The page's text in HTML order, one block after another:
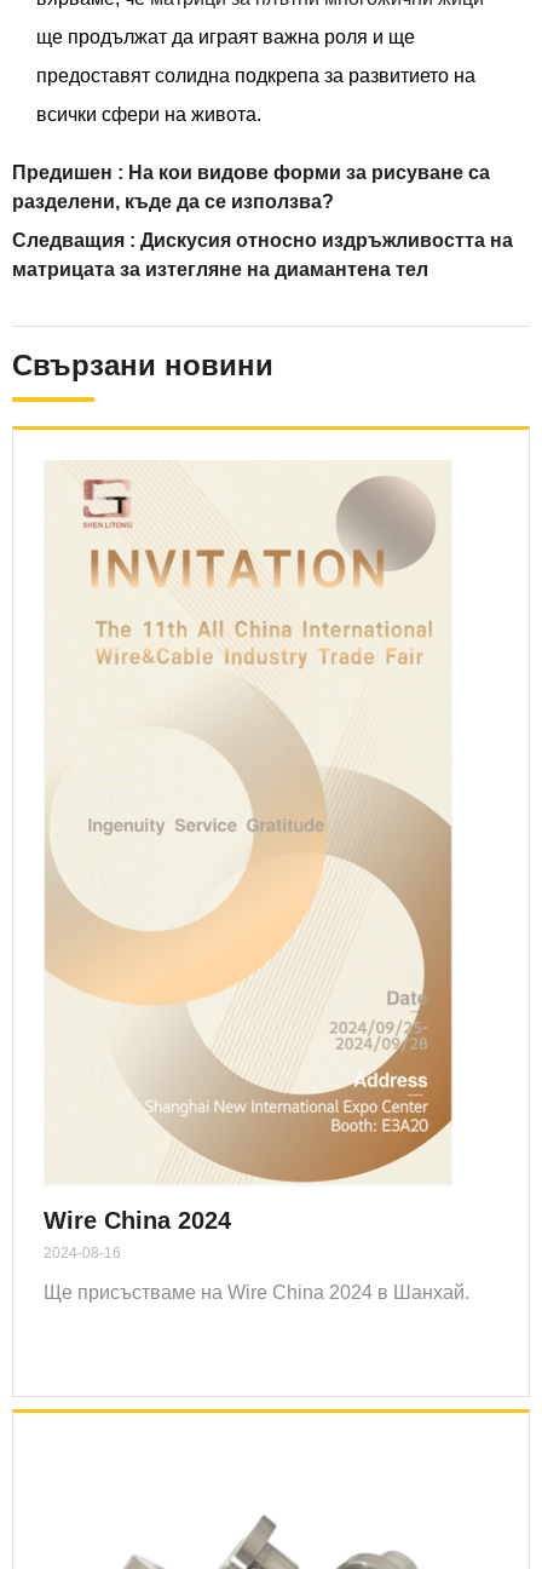
ще продължат да играят важна роля и ще
предоставят солидна подкрепа за развитието на
всички сфери на живота.
Предишен : На кои видове форми за рисуване са
разделени, къде да се използва?
Следващия : Дискусия относно издръжливостта на
матрицата за изтегляне на диамантена тел
Свързани новини
Wire China 2024
2024-08-16
Ще присъстваме на Wire China 2024 в Шанхай.